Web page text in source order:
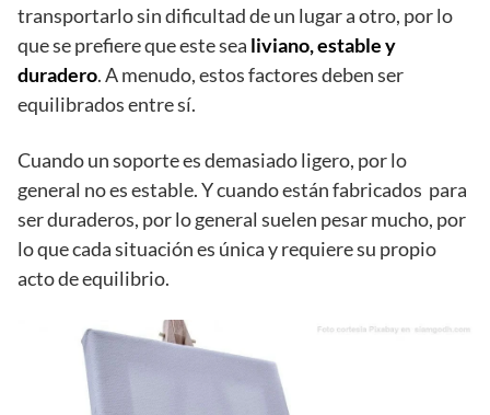
transportarlo sin dificultad de un lugar a otro, por lo
que se prefiere que este sea liviano, estable y
duradero. A menudo, estos factores deben ser
equilibrados entre sí.
Cuando un soporte es demasiado ligero, por lo
general no es estable. Y cuando están fabricados para
ser duraderos, por lo general suelen pesar mucho, por
lo que cada situación es única y requiere su propio
acto de equilibrio.